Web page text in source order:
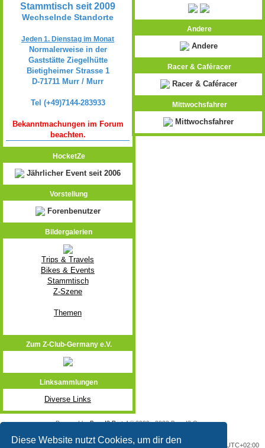
Diese Website nutzt Cookies, um dir den
Stammtisch seit 2009
Wechselnde Standorte
Jeden 1. Dienstag im Monat
Normalerweise in der
Gaststätte Ziegelhütte
Bietigheimer Strasse 1
D-71711 Murr / Murr
Tel (+49)7144-283933
Bekanntmachungen im Forum
beachten.
HocketZe
Jährlicher Event seit 2006
Vorstellung
Forenbenutzer
Bildergalerien
Trips & Travels
Bikes & Events
Stammtisch
Z-Szene
Themen
Zum Z-Club-Germany e.V.
Linksammlungen
Diverse Links
Andere
Andere
Racer & Caféracer
Racer & Caféracer
Mittwochsfahrer
Mittwochsfahrer
Powered byBoard3 Portal© 2009 - 2023 Board3 Group
Portal Foren-Übersicht UTC+02:00